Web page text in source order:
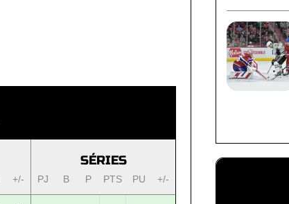
SÉRIES
+/- PJ B P PTS PU +/-